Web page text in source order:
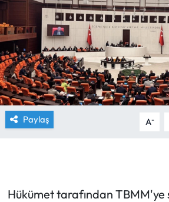
Paylaş A-
Hükümet tarafından TBMM'ye